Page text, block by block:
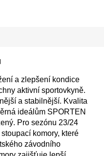
a zlepšení kondice
aktivní sportovkyně.
a stabilnější. Kvalita
ideálům SPORTEN
Pro sezónu 23/24
komory, které
závodního